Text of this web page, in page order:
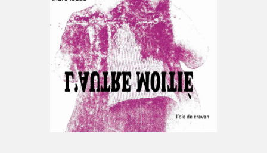
Espace enseignant·e·s
Espace pro